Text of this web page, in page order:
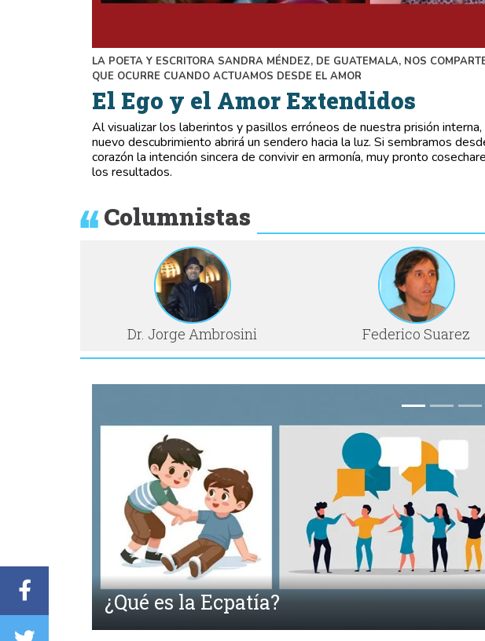
LA POETA Y ESCRITORA SANDRA MÉNDEZ, DE GUATEMALA, NOS
QUE OCURRE CUANDO ACTUAMOS DESDE EL AMOR
El Ego y el Amor Extendidos
Al visualizar los laberintos y pasillos erróneos de nuestra prisión interna,
nuevo descubrimiento abrirá un sendero hacia la luz. Si sembramos
corazón la intención sincera de convivir en armonía, muy pronto
los resultados.
Columnistas
Dr. Jorge Ambrosini Federico Suarez
Las Pymes y el Aprovechamiento del
Anterior